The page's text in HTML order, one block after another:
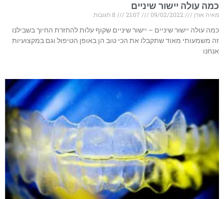
כמה עולה יישור שיניים
מאיה אורן
כמה עולה יישור שיניים – יישור שיניים שקוף עלות להחזרת החיוך בשבילנו
זה משמעותי מאוד שתקבלו את הכי טוב הן באופן הטיפול וגם במקצועיות
אנחנו